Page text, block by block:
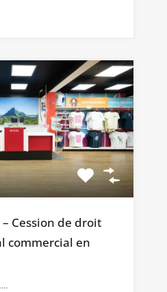
Cession de droit
commercial en